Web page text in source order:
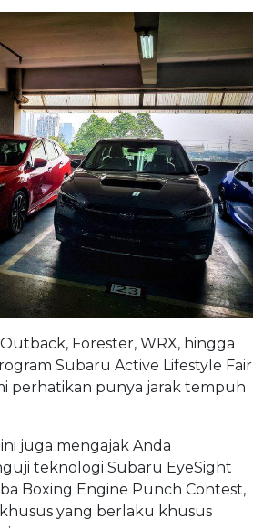
Forester, WRX, hingga
Subaru Active Lifestyle Fair
perhatikan punya jarak tempuh
juga mengajak Anda
teknologi Subaru EyeSight
Boxing Engine Punch Contest,
yang berlaku khusus